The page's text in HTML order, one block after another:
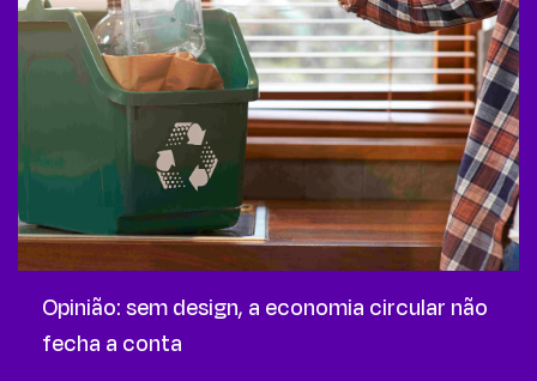
Opinião: sem design, a economia circular não
fecha a conta